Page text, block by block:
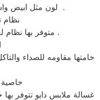
لون مثل ابيض واسود وسيلفر لتناسب الجميع .
نظام
متوفر بها نظام لفصل الكهرباء كل 15 ثانيه .
خامتها مقاومه للصداء
خاصية
غسالة ملابس دايو تتوفر